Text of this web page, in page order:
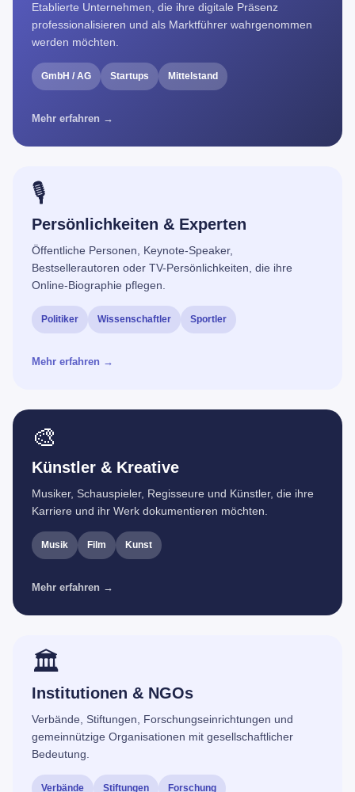
Etablierte Unternehmen, die ihre digitale Präsenz
professionalisieren und als Marktführer wahrgenommen
werden möchten.
GmbH / AG Startups Mittelstand
Mehr erfahren →
🎙️
Persönlichkeiten & Experten
Öffentliche Personen, Keynote-Speaker,
Bestsellerautoren oder TV-Persönlichkeiten, die ihre
Online-Biographie pflegen.
Politiker Wissenschaftler Sportler
Mehr erfahren →
🎨
Künstler & Kreative
Musiker, Schauspieler, Regisseure und Künstler, die ihre
Karriere und ihr Werk dokumentieren möchten.
Musik Film Kunst
Mehr erfahren →
🏛️
Institutionen & NGOs
Verbände, Stiftungen, Forschungseinrichtungen und
gemeinnützige Organisationen mit gesellschaftlicher
Bedeutung.
Verbände Stiftungen Forschung